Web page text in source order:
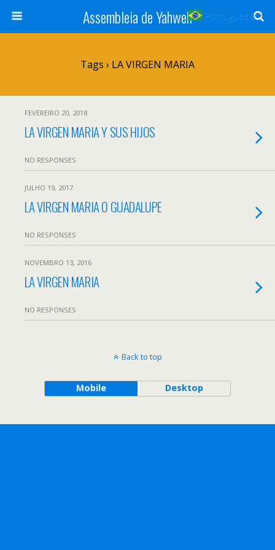
Assembleia de Yahweh
Tags › LA VIRGEN MARIA
FEVEREIRO 20, 2018
LA VIRGEN MARIA Y SUS HIJOS
NO RESPONSES
JULHO 19, 2017
LA VIRGEN MARIA O GUADALUPE
NO RESPONSES
NOVEMBRO 13, 2016
LA VIRGEN MARIA
NO RESPONSES
Back to top
Mobile Desktop
Portuguese ▼